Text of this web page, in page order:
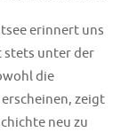
erinnert uns
stets unter der
die
zeigt
neu zu